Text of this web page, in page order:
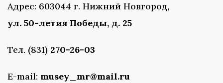
Адрес: 603044 г. Нижний Новгород,
ул. 50-летия Победы, д. 25
Тел. (831) 270-26-03
E-mail: musey_mr@mail.ru